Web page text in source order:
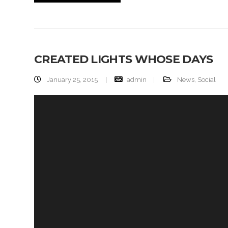
CREATED LIGHTS WHOSE DAYS
January 25, 2015 admin News Social